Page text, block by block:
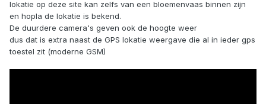
lokatie op deze site kan zelfs van een bloemenvaas binnen zijn
en hopla de lokatie is bekend.
De duurdere camera's geven ook de hoogte weer
dus dat is extra naast de GPS lokatie weergave die al in ieder gps
toestel zit (moderne GSM)